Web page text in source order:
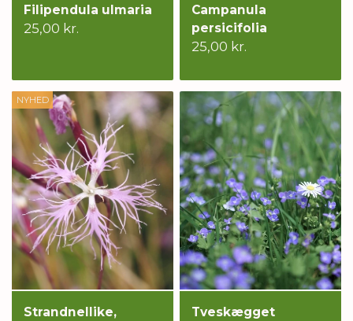
Filipendula ulmaria
25,00 kr.
Campanula
persicifolia
25,00 kr.
NYHED
Strandnellike,
Tveskægget